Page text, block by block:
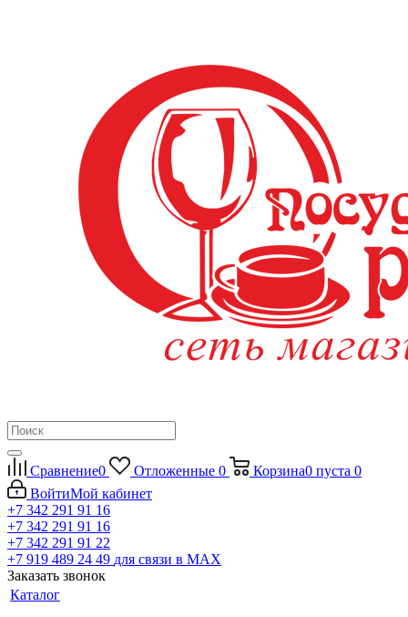
Сравнение0 Отложенные 0 Корзина0 пуста 0
ВойтиМой кабинет
+7 342 291 91 16
+7 342 291 91 16
+7 342 291 91 22
+7 919 489 24 49 для связи в МАХ
Заказать звонок
Каталог